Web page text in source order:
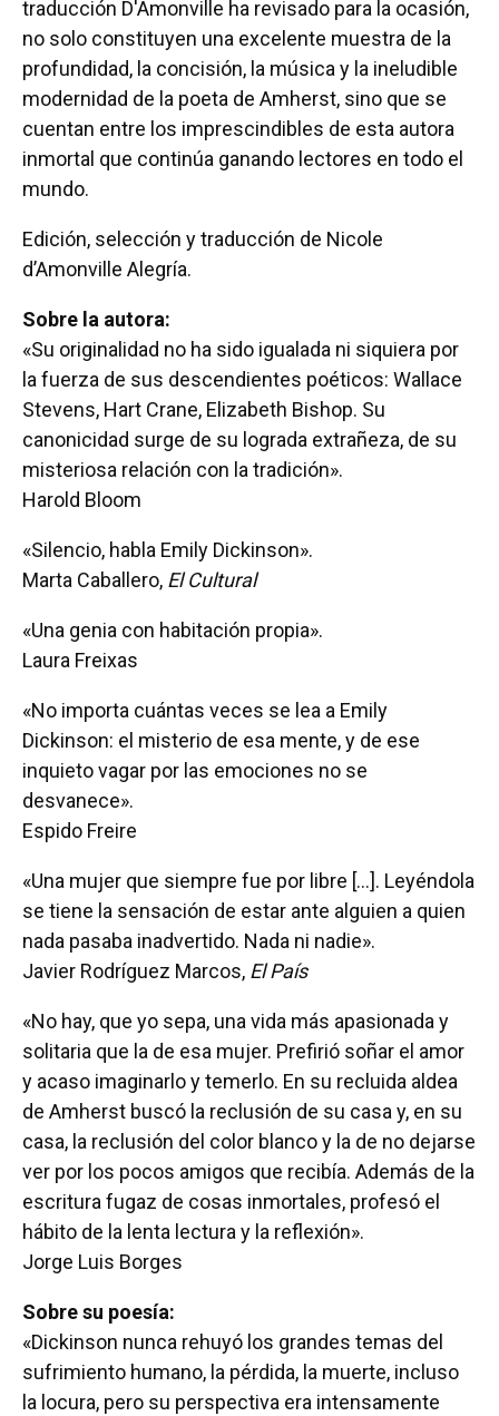
traducción D'Amonville ha revisado para la ocasión,
no solo constituyen una excelente muestra de la
profundidad, la concisión, la música y la ineludible
modernidad de la poeta de Amherst, sino que se
cuentan entre los imprescindibles de esta autora
inmortal que continúa ganando lectores en todo el
mundo.
Edición, selección y traducción de Nicole
d’Amonville Alegría.
Sobre la autora:
«Su originalidad no ha sido igualada ni siquiera por
la fuerza de sus descendientes poéticos: Wallace
Stevens, Hart Crane, Elizabeth Bishop. Su
canonicidad surge de su lograda extrañeza, de su
misteriosa relación con la tradición».
Harold Bloom
«Silencio, habla Emily Dickinson».
Marta Caballero, El Cultural
«Una genia con habitación propia».
Laura Freixas
«No importa cuántas veces se lea a Emily
Dickinson: el misterio de esa mente, y de ese
inquieto vagar por las emociones no se
desvanece».
Espido Freire
«Una mujer que siempre fue por libre […]. Leyéndola
se tiene la sensación de estar ante alguien a quien
nada pasaba inadvertido. Nada ni nadie».
Javier Rodríguez Marcos, El País
«No hay, que yo sepa, una vida más apasionada y
solitaria que la de esa mujer. Prefirió soñar el amor
y acaso imaginarlo y temerlo. En su recluida aldea
de Amherst buscó la reclusión de su casa y, en su
casa, la reclusión del color blanco y la de no dejarse
ver por los pocos amigos que recibía. Además de la
escritura fugaz de cosas inmortales, profesó el
hábito de la lenta lectura y la reflexión».
Jorge Luis Borges
Sobre su poesía:
«Dickinson nunca rehuyó los grandes temas del
sufrimiento humano, la pérdida, la muerte, incluso
la locura, pero su perspectiva era intensamente